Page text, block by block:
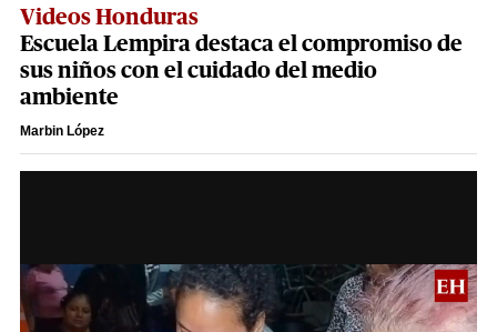
Videos Honduras
Escuela Lempira destaca el compromiso de
sus niños con el cuidado del medio
ambiente
Marbin López